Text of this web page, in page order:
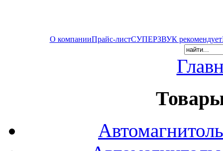
О компанииПрайс-листСУПЕРЗВУК рекомендует